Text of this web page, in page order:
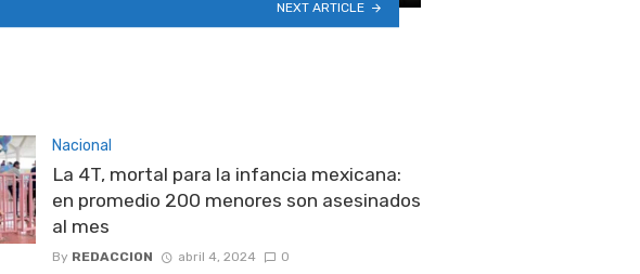
NEXT ARTICLE
Nacional
La 4T, mortal para la infancia mexicana:
en promedio 200 menores son asesinados
al mes
By REDACCION abril 4, 2024 0